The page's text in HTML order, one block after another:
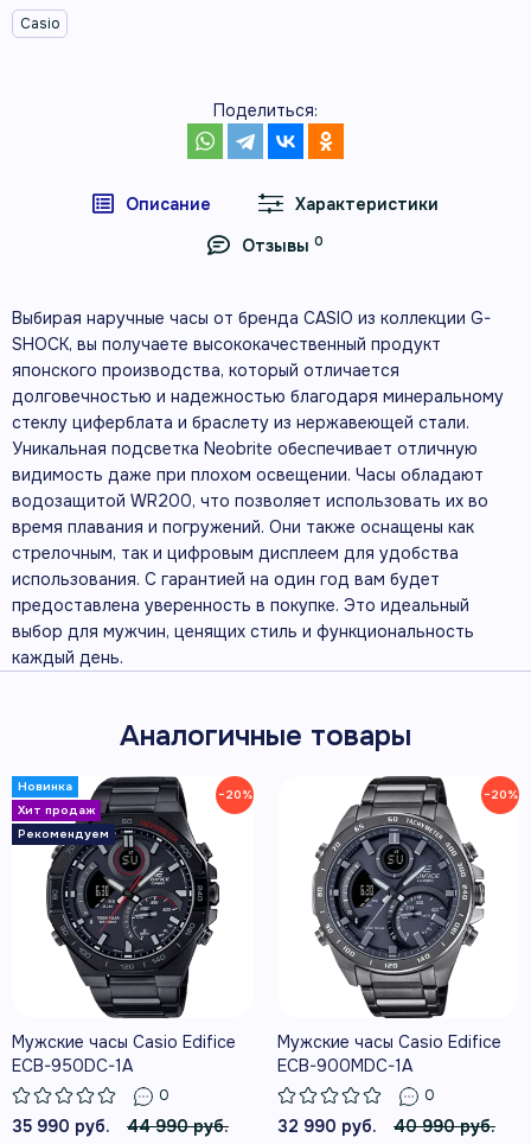
Casio
Поделиться:
Описание
Характеристики
Отзывы 0
Выбирая наручные часы от бренда CASIO из коллекции G-
SHOCK, вы получаете высококачественный продукт
японского производства, который отличается
долговечностью и надежностью благодаря минеральному
стеклу циферблата и браслету из нержавеющей стали.
Уникальная подсветка Neobrite обеспечивает отличную
видимость даже при плохом освещении. Часы обладают
водозащитой WR200, что позволяет использовать их во
время плавания и погружений. Они также оснащены как
стрелочным, так и цифровым дисплеем для удобства
использования. С гарантией на один год вам будет
предоставлена уверенность в покупке. Это идеальный
выбор для мужчин, ценящих стиль и функциональность
каждый день.
Аналогичные товары
−20%
Мужские часы Casio Edifice
ECB-950DC-1A
0
35 990 руб.
44 990 руб.
−20%
Мужские часы Casio Edifice
ECB-900MDC-1A
0
32 990 руб.
40 990 руб.